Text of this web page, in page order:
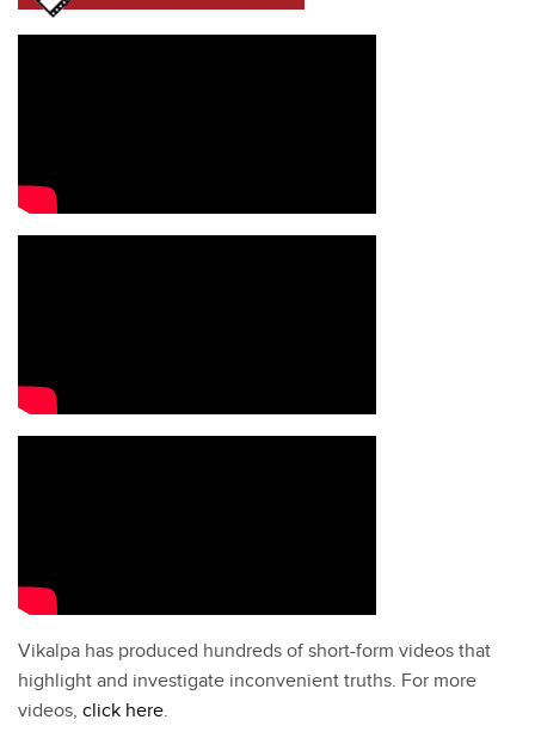
Vikalpa has produced hundreds of short-form videos that
highlight and investigate inconvenient truths. For more
videos, click here.